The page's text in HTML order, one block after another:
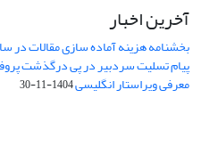
آخرین اخبار
بخشنامه هزینه آماده سازی مقالات در سال
پیام تسلیت سردبیر در پی درگذشت
معرفی ویراستار انگلیسی1404-11-30